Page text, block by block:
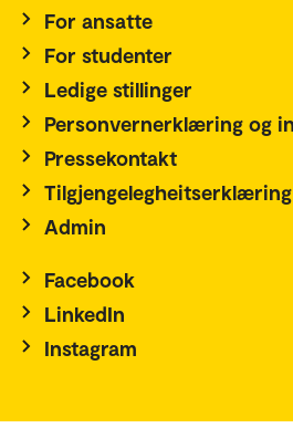
For ansatte
For studenter
Ledige stillinger
Personvernerklæring og
Pressekontakt
Tilgjengelegheitserklæring
Admin
Facebook
LinkedIn
Instagram